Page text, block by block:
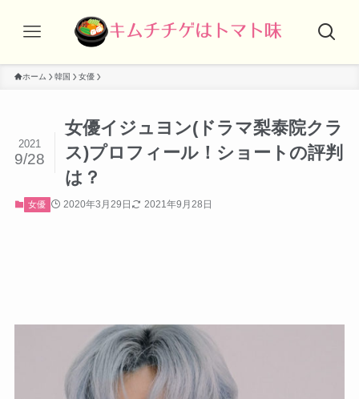
ホーム 韓国 女優
女優イジュヨン(ドラマ梨泰院クラ
ス)プロフィール！ショートの評判
は？
2021
9/28
女優 2020年3月29日 2021年9月28日